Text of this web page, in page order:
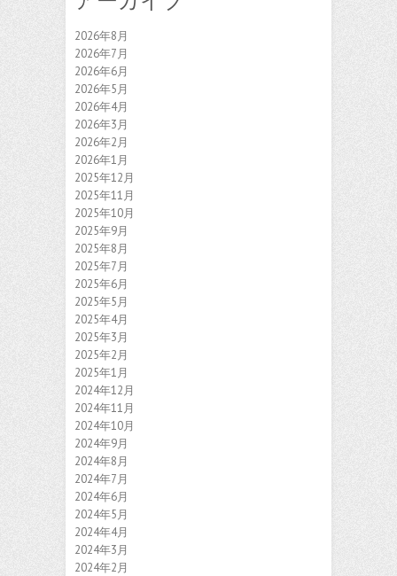
2026年8月
2026年7月
2026年6月
2026年5月
2026年4月
2026年3月
2026年2月
2026年1月
2025年12月
2025年11月
2025年10月
2025年9月
2025年8月
2025年7月
2025年6月
2025年5月
2025年4月
2025年3月
2025年2月
2025年1月
2024年12月
2024年11月
2024年10月
2024年9月
2024年8月
2024年7月
2024年6月
2024年5月
2024年4月
2024年3月
2024年2月